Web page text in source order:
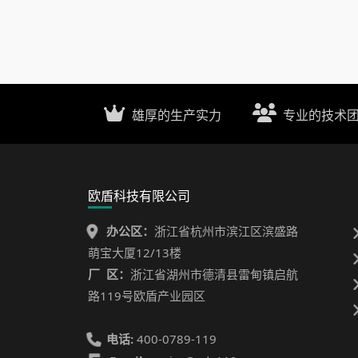
雄厚的生产实力 专业的技术
欧盾科技有限公司
办公区： 浙江省杭州市滨江区滨盛路
萌宝大厦12/13楼
厂 区： 浙江省湖州市德清县雷甸镇启航
路119号欧盾产业园区
电话: 400-0789-119